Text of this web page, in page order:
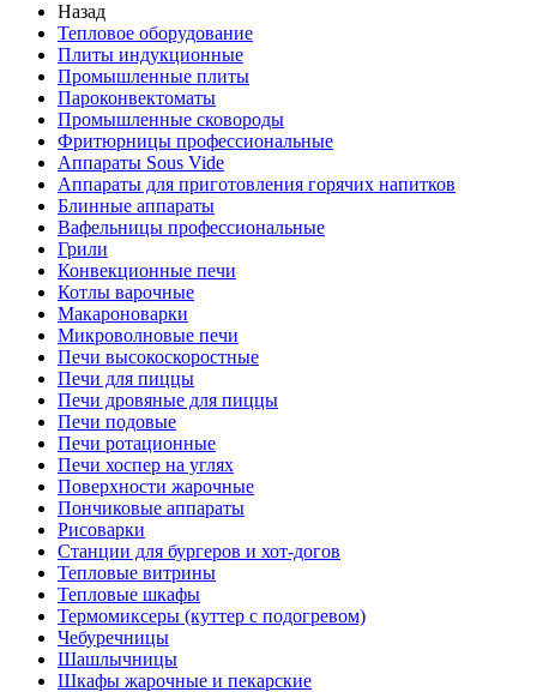
Назад
Тепловое оборудование
Плиты индукционные
Промышленные плиты
Пароконвектоматы
Промышленные сковороды
Фритюрницы профессиональные
Аппараты Sous Vide
Аппараты для приготовления горячих напитков
Блинные аппараты
Вафельницы профессиональные
Грили
Конвекционные печи
Котлы варочные
Макароноварки
Микроволновые печи
Печи высокоскоростные
Печи для пиццы
Печи дровяные для пиццы
Печи подовые
Печи ротационные
Печи хоспер на углях
Поверхности жарочные
Пончиковые аппараты
Рисоварки
Станции для бургеров и хот-догов
Тепловые витрины
Тепловые шкафы
Термомиксеры (куттер с подогревом)
Чебуречницы
Шашлычницы
Шкафы жарочные и пекарские